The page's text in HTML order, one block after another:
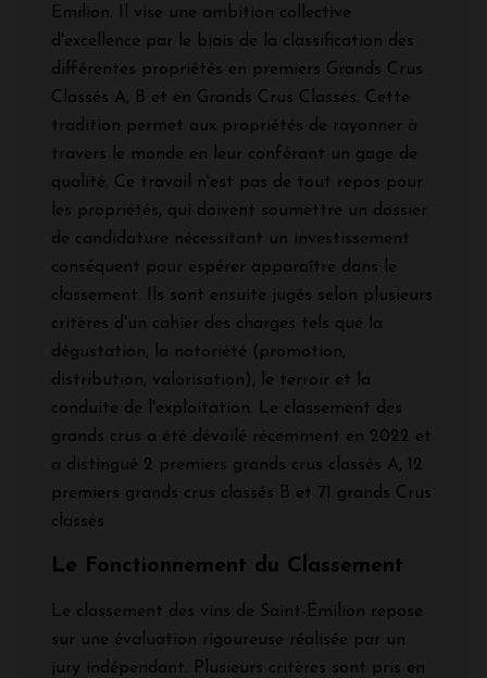
Emilion. Il vise une ambition collective
d'excellence par le biais de la classification des
différentes propriétés en premiers Grands Crus
Classés A, B et en Grands Crus Classés. Cette
tradition permet aux propriétés de rayonner à
travers le monde en leur conférant un gage de
qualité. Ce travail n'est pas de tout repos pour
les propriétés, qui doivent soumettre un dossier
de candidature nécessitant un investissement
conséquent pour espérer apparaître dans le
classement. Ils sont ensuite jugés selon plusieurs
critères d'un cahier des charges tels que la
dégustation, la notoriété (promotion,
distribution, valorisation), le terroir et la
conduite de l'exploitation. Le classement des
grands crus a été dévoilé récemment en 2022 et
a distingué 2 premiers grands crus classés A, 12
premiers grands crus classés B et 71 grands Crus
classés
Le Fonctionnement du Classement
Le classement des vins de Saint-Émilion repose
sur une évaluation rigoureuse réalisée par un
jury indépendant. Plusieurs critères sont pris en